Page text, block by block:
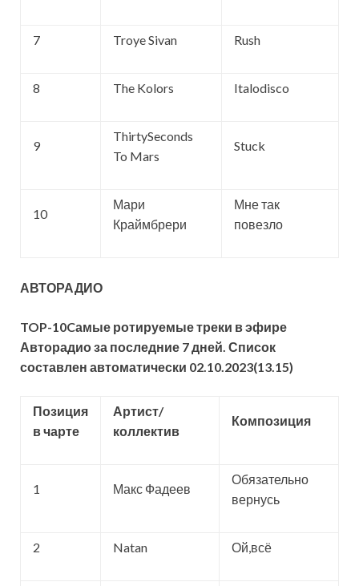
7 Troye Sivan Rush
8 The Kolors Italodisco
9
ThirtySeconds
To Mars
Stuck
10
Мари
Краймбрери
Мне так
повезло
АВТОРАДИО
TOP-10Cамые ротируемые треки в эфире
Авторадио за последние 7 дней. Список
составлен автоматически 02 .10.2023(13.15)
Позиция
в чарте
Артист/
коллектив
Композиция
1 Макс Фадеев
Обязательно
вернусь
2 Natan Ой,всё